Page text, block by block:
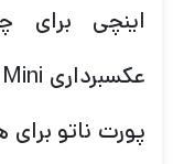
اینچی
پورت ناتو